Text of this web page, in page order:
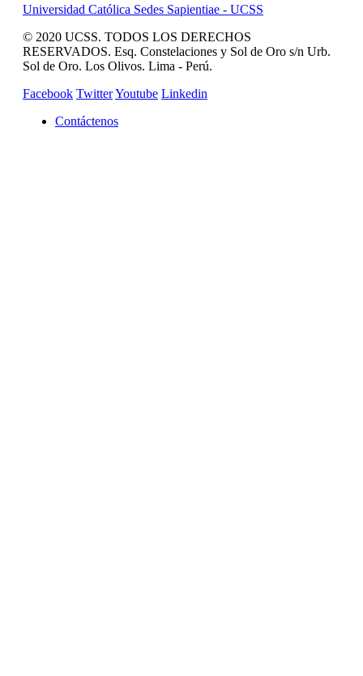
Universidad Católica Sedes Sapientiae - UCSS
© 2020 UCSS. TODOS LOS DERECHOS
RESERVADOS. Esq. Constelaciones y Sol de Oro s/n Urb.
Sol de Oro. Los Olivos. Lima - Perú.
Facebook TwitterYoutube Linkedin
Contáctenos